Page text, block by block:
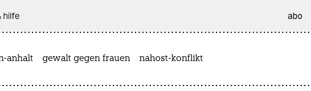
hilfe abo
anhalt gewalt gegen frauen nahost-konflikt